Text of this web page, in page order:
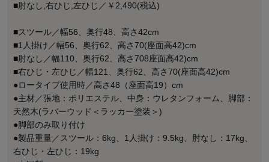
■肘なし,右ひじ,左ひじ／￥2,490(税込)
■スツール／幅56、奥行48、高さ42cm
■1人掛け／幅56、奥行62、高さ70(座面高42)cm
■肘なし／幅110、奥行62、高さ708座面高42)cm
■右ひじ・左ひじ／幅121、奥行62、高さ70(座面高42)cm
●ロータイプ使用時／高さ48（座面高19）cm
●主材／張地：ポリエステル、中身：ウレタンフォーム、脚部：
天然木(ラバーウッド＜ラッカー塗装＞)
●脚部のみ取り付け
●製品重量／スツール：6kg、1人掛け：9.5kg、肘なし：17kg、
右ひじ・左ひじ：19kg